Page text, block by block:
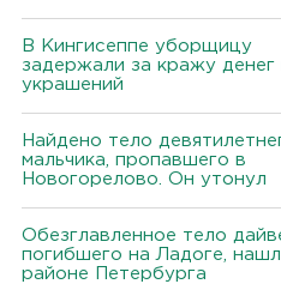
В Кингисеппе уборщицу
задержали за кражу денег
украшений
Найдено тело
мальчика, пропавшего в
Новогорелово. Он утонул
Обезглавленное тело
погибшего на Ладоге,
районе Петербурга